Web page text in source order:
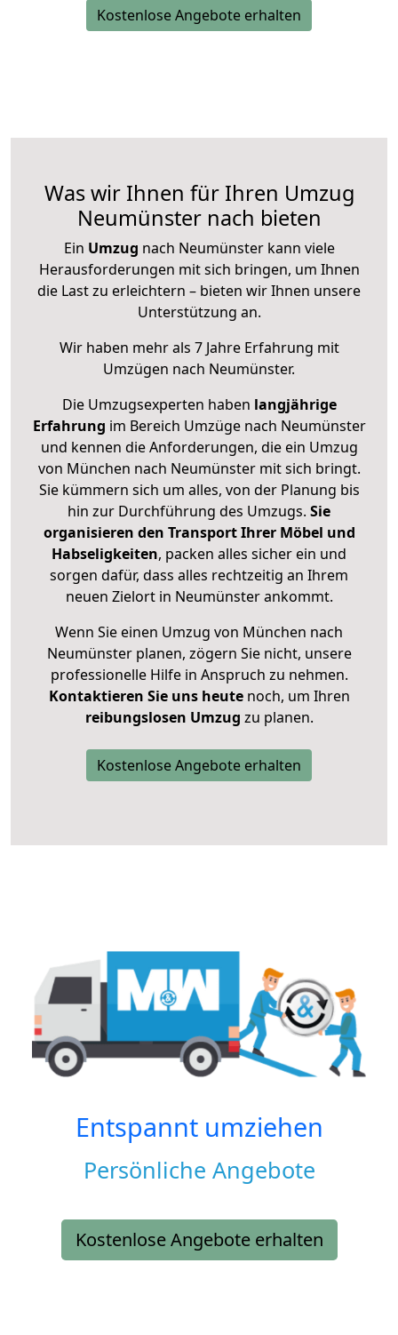
Kostenlose Angebote erhalten
Was wir Ihnen für Ihren Umzug
Neumünster nach bieten
Ein Umzug nach Neumünster kann viele
Herausforderungen mit sich bringen, um Ihnen
die Last zu erleichtern – bieten wir Ihnen unsere
Unterstützung an.
Wir haben mehr als 7 Jahre Erfahrung mit
Umzügen nach Neumünster.
Die Umzugsexperten haben langjährige
Erfahrung im Bereich Umzüge nach Neumünster
und kennen die Anforderungen, die ein Umzug
von München nach Neumünster mit sich bringt.
Sie kümmern sich um alles, von der Planung bis
hin zur Durchführung des Umzugs. Sie
organisieren den Transport Ihrer Möbel und
Habseligkeiten, packen alles sicher ein und
sorgen dafür, dass alles rechtzeitig an Ihrem
neuen Zielort in Neumünster ankommt.
Wenn Sie einen Umzug von München nach
Neumünster planen, zögern Sie nicht, unsere
professionelle Hilfe in Anspruch zu nehmen.
Kontaktieren Sie uns heutenoch, um Ihren
reibungslosen Umzug zu planen.
Kostenlose Angebote erhalten
Entspannt umziehen
Persönliche Angebote
Kostenlose Angebote erhalten